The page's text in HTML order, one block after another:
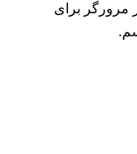
مرورگر برای